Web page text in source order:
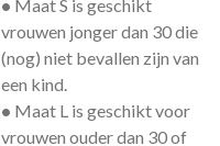
• Maat S is geschikt
vrouwen jonger dan 30 die
(nog) niet bevallen zijn van
een kind.
• Maat L is geschikt voor
vrouwen ouder dan 30 of